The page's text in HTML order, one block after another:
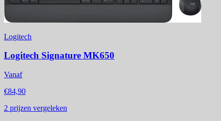
Logitech
Logitech Signature MK650
Vanaf
€84,90
2 prijzen vergeleken